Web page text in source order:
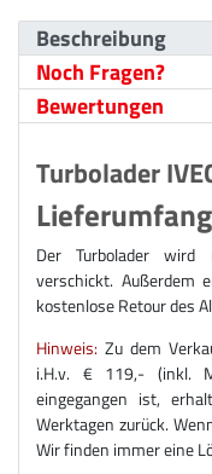
Beschreibung
Noch Fragen?
Bewertungen
Turbolader
Der Turbolader wird
verschickt. Außerdem
kostenlose Retour des
Hinweis: Zu dem
i.H.v. € 119,- (inkl.
eingegangen ist,
Werktagen zurück.
Wir finden immer eine